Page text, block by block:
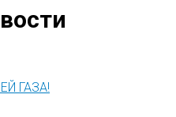
ГАЗА!